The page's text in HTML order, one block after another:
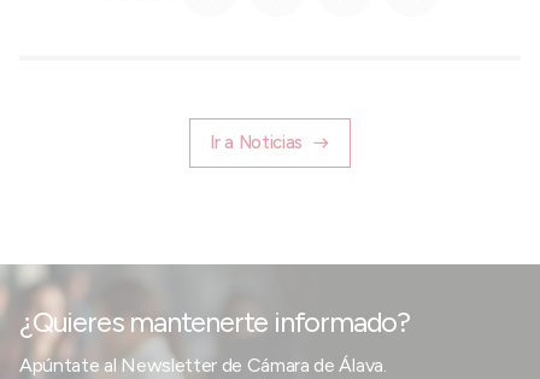
Ir a Noticias
¿Quieres mantenerte informado?
Apúntate al Newsletter de Cámara de Álava.